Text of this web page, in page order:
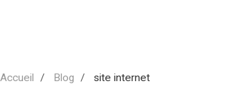
Accueil Blog site internet